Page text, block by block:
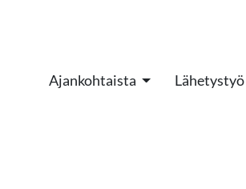
Ajankohtaista Lähetystyö